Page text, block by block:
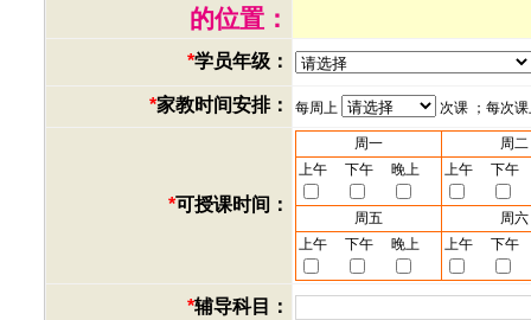
的位置：
*学员年级：
*家教时间安排： 每周上 次课 ；每次
*可授课时间：
周一
周二
上午
下午 晚上 上午 下午
周五
周六
上午
下午 晚上 上午 下午
*辅导科目：